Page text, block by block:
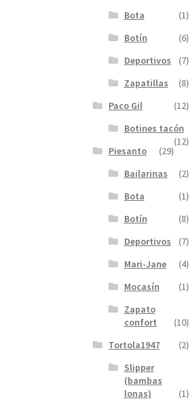
Bota
(1)
Botín
(6)
Deportivos
(7)
Zapatillas
(8)
Paco Gil
(12)
Botines tacón
(12)
Piesanto
(29)
Bailarinas
(2)
Bota
(1)
Botín
(8)
Deportivos
(7)
Mari-Jane
(4)
Mocasín
(1)
Zapato
confort
(10)
Tortola1947
(2)
Slipper
(bambas
lonas)
(1)